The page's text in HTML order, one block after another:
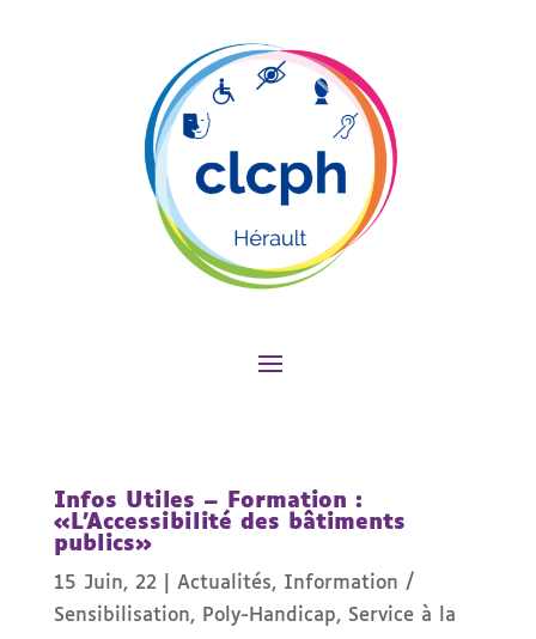
Infos Utiles – Formation :
«L’Accessibilité des bâtiments
publics»
15 Juin, 22| Actualités, Information /
Sensibilisation, Poly-Handicap, Service à la